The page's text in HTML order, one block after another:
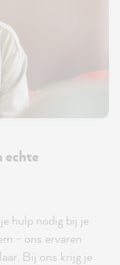
echte
hulp nodig bij je
- ons ervaren
Bij ons krijg je